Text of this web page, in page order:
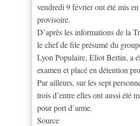
vendredi 9 février ont été mis
provisoire.
D’après les informations de la
le chef de file présumé du
Lyon Populaire, Eliot Bertin, a
examen et placé en détention
Par ailleurs, sur les sept
trois d’entre elles ont aussi été
pour port d’arme.
Source